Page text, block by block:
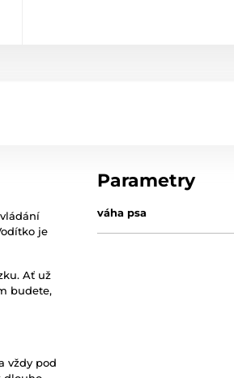
je
Ať už
budete,
vždy pod
Parametry
váha psa